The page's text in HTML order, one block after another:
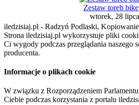
Zestaw toreb
wtorek, 28
iledzisiaj.pl - Radzyń Podlaski, Kopiowanie
Strona iledzisiaj.pl wykorzystuje pliki
Ci wygody podczas przeglądania naszego
producenta.
Informacje o plikach cookie
W związku z Rozporządzeniem
Ciebie podczas korzystania z portalu